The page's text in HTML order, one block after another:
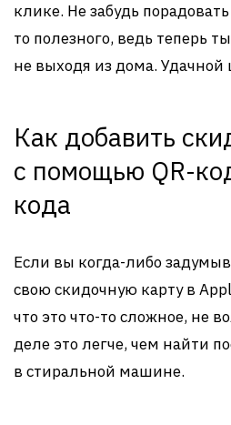
клике. Не забудь
то полезного, ведь теперь
не выходя из дома. Удачной
Как добавить
с помощью QR-
кода
Если вы когда-либо
свою скидочную карту в
что это что-то сложное, не
деле это легче, чем найти
в стиральной машине.